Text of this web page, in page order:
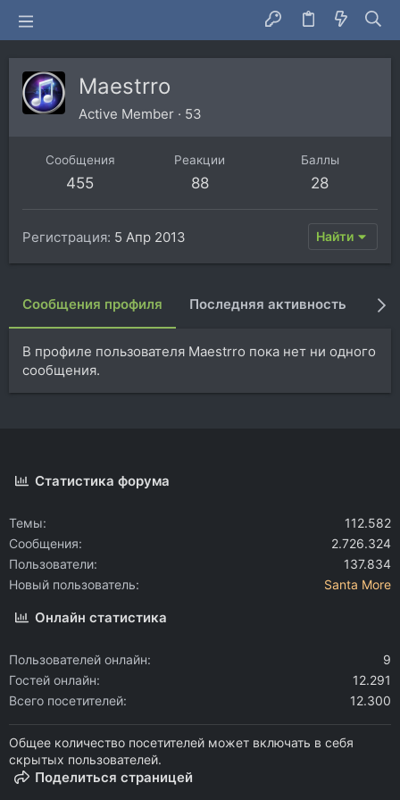
Maestrro
Active Member · 53
Сообщения
455
Реакции
88
Баллы
28
Регистрация 5 Апр 2013 Найти
Сообщения профиля Последняя активность
В профиле пользователя Maestrro пока нет ни одного
сообщения.
Статистика форума
Темы
112.582
Сообщения
2.726.324
Пользователи
137.834
Новый пользователь
Santa More
Онлайн статистика
Пользователей онлайн
9
Гостей онлайн
12.291
Всего посетителей
12.300
Общее количество посетителей может включать в себя
скрытых пользователей.
Поделиться страницей